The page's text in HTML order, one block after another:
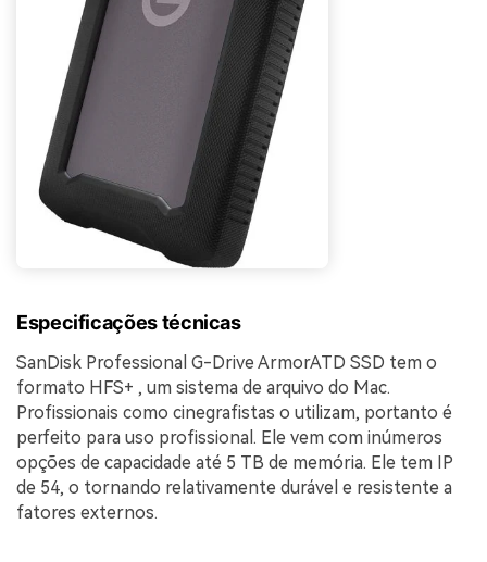
Especificações técnicas
SanDisk Professional G-Drive ArmorATD SSD tem o
formato HFS+ , um sistema de arquivo do Mac.
Profissionais como cinegrafistas o utilizam, portanto é
perfeito para uso profissional. Ele vem com inúmeros
opções de capacidade até 5 TB de memória. Ele tem IP
de 54, o tornando relativamente durável e resistente a
fatores externos.